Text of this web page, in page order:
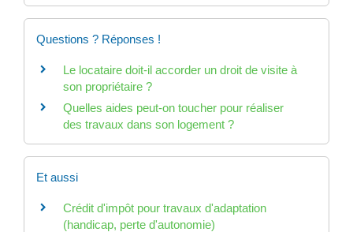
Questions ? Réponses !
Le locataire doit-il accorder un droit de visite à
son propriétaire ?
Quelles aides peut-on toucher pour réaliser
des travaux dans son logement ?
Et aussi
Crédit d'impôt pour travaux d'adaptation
(handicap, perte d'autonomie)